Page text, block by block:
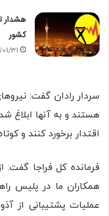
هشدار
کشور
01/31
سردار رادان گفت:
هستند و به آنها ابلاغ
اقتدار برخورد کنند و
فرمانده کل فراجا گفت:
همکاران ما در پلیس
عملیات پشتیبانی از